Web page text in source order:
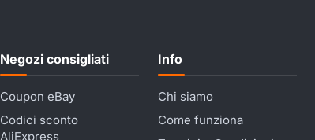
Negozi consigliati
Coupon eBay
Codici sconto
AliExpress
Info
Chi siamo
Come funziona